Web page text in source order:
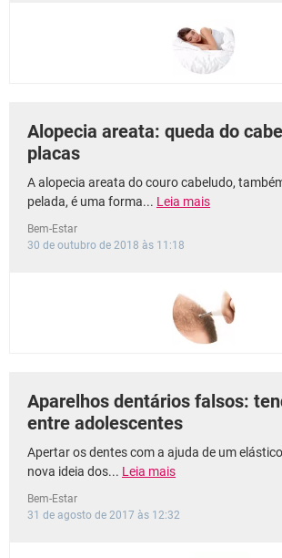
Alopecia areata: queda do
placas
A alopecia areata do couro cabeludo,
pelada, é uma forma... Leia mais
Bem-Estar
30 de outubro de 2018 às 11:18
Aparelhos dentários falsos:
entre adolescentes
Apertar os dentes com a ajuda de um
nova ideia dos... Leia mais
Bem-Estar
31 de agosto de 2017 às 12:32